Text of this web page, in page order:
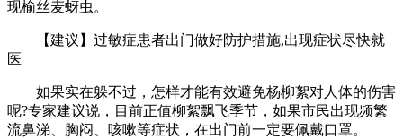
现榆丝麦蚜虫。
【建议】过敏症患者出门做好防护措施,出现症状尽快就
医
如果实在躲不过，怎样才能有效避免杨柳絮对人体的伤害
呢?专家建议说，目前正值柳絮飘飞季节，如果市民出现频繁
流鼻涕、胸闷、咳嗽等症状，在出门前一定要佩戴口罩。